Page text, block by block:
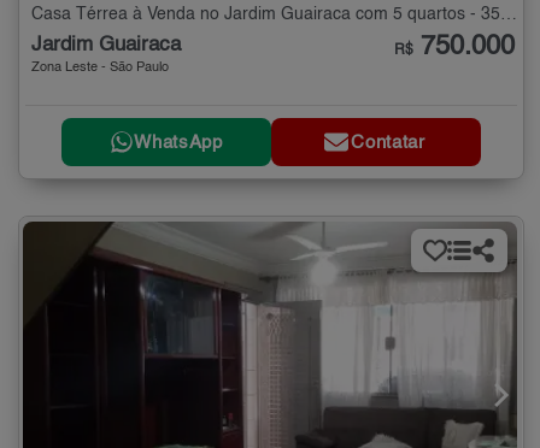
Casa Térrea à Venda no Jardim Guairaca com 5 quartos - 350 m²
Jardim Guairaca
Zona Leste - São Paulo
R$ 750.000
WhatsApp Contatar